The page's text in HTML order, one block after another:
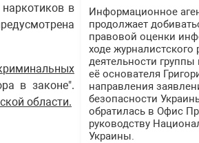
в
в законе".
области.
Информационное
продолжает
правовой оценки
ходе журналистского
деятельности
её основателя
направления
безопасности
обратилась в Офис
руководству
Украины.